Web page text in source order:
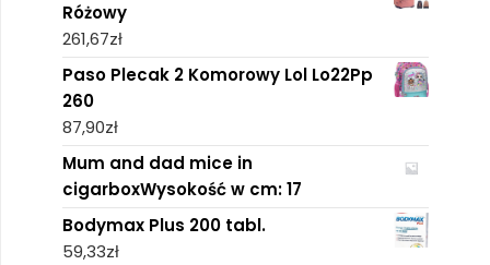
Różowy
261,67zł
Paso Plecak 2 Komorowy Lol Lo22Pp
260
87,90zł
Mum and dad mice in
cigarboxWysokość w cm: 17
Bodymax Plus 200 tabl.
59,33zł